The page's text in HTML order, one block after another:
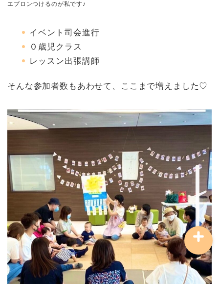
エプロンつけるのが私です♪
イベント司会進行
０歳児クラス
レッスン出張講師
そんな参加者数もあわせて、ここまで増えました♡
講師について
お問い合わせ